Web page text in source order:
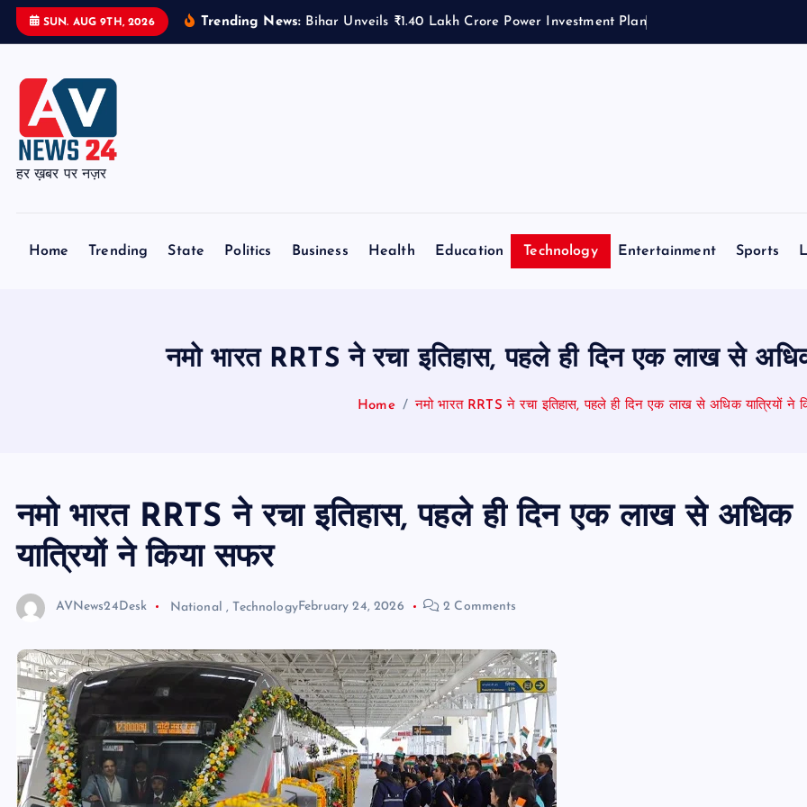
SUN. AUG 9TH, 2026 Trending News: Bihar Unveils ₹1.40 Lakh Crore Power Investment Plan
हर ख़बर पर नज़र
Home Trending State Politics Business Health Education Technology Entertainment Sports
नमो भारत RRTS ने रचा इतिहास, पहले ही दिन एक लाख से
Home नमो भारत RRTS ने रचा इतिहास, पहले ही दिन एक लाख से अधिक यात्रियों ने
नमो भारत RRTS ने रचा इतिहास, पहले ही दिन एक लाख से अधिक
यात्रियों ने किया सफर
AVNews24Desk National ,TechnologyFebruary 24, 2026 2 Comments